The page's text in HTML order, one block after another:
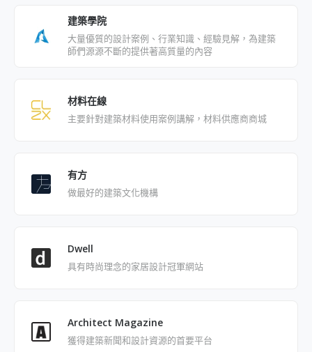
建築學院
大量優質的設計案例、行業知識、經驗見解，為建築
師們源源不斷的提供著高質量的內容
材料在線
主要針對建築材料使用案例講解，材料供應商商城
有方
做最好的建築文化機構
Dwell
具有時尚理念的家居設計冠軍網站
Architect Magazine
獲得建築新聞和設計資源的首要平台